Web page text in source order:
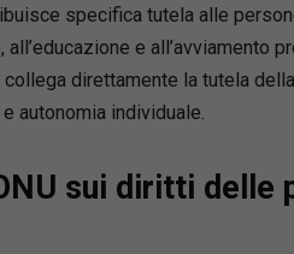
• i limiti di reddito per le
invalidi, inabili e alle
• gli ultimi orientamenti
assegno sociale e
• le prestazioni
specifica tutela alle
e all’avviamento
direttamente la tutela
autonomia individuale.
sui diritti delle